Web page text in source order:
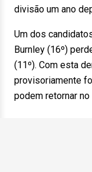
divisão um ano
Um dos
Burnley (16º)
(11º). Com esta
provisoriamente
podem retornar no